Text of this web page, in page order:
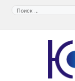
Перейти
содержимому
Поиск: